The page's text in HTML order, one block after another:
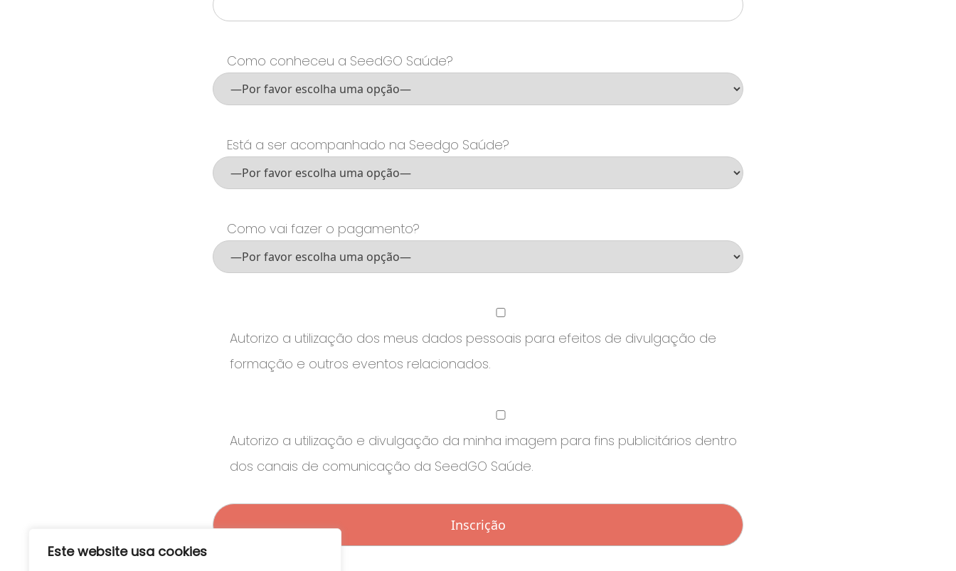
Este website usa cookies
Como conheceu a SeedGO Saúde?
Está a ser acompanhado na Seedgo Saúde?
Como vai fazer o pagamento?
Autorizo a utilização dos meus dados pessoais para efeitos de divulgação de
formação e outros eventos relacionados.
Autorizo a utilização e divulgação da minha imagem para fins publicitários dentro
dos canais de comunicação da SeedGO Saúde.
registado na ERS com
o nº E171184;